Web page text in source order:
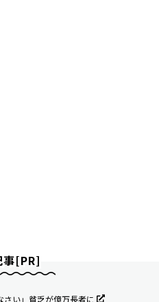
事[PR]
さい」貧乏が億万長者に